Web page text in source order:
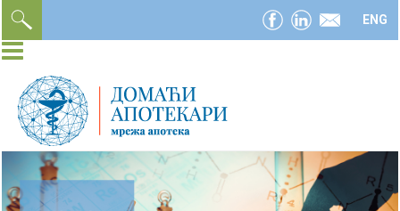
facebooklinkedin
email ENG